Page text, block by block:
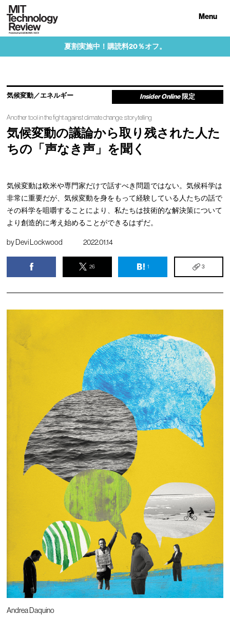
Menu
夏割実施中！購読料20％オフ。
Andrea Daquino
気候変動／エネルギー Insider Online 限定
Another tool in the fight against climate change: storytelling
気候変動の議論から取り残された人た
ちの「声なき声」を聞く
気候変動は欧米や専門家だけで話すべき問題ではない。気候科学は
非常に重要だが、気候変動を身をもって経験している人たちの話で
その科学を咀嚼することにより、私たちは技術的な解決策について
より創造的に考え始めることができるはずだ。
byDevi Lockwood 2022.01.14
26 1 3